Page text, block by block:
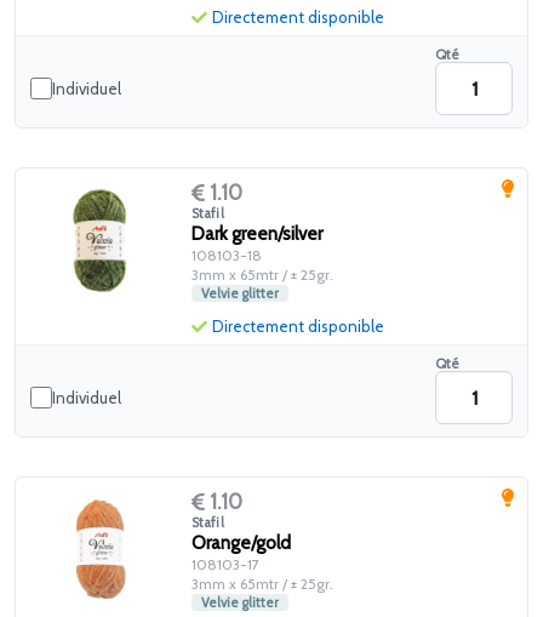
Individuel
Qté
Directement disponible
1.10
Stafil
Dark green/silver
108103-18
3mm x 65mtr / ± 25gr.
Velvie glitter
Individuel
Qté
Directement disponible
1.10
Stafil
Orange/gold
108103-17
3mm x 65mtr / ± 25gr.
Velvie glitter